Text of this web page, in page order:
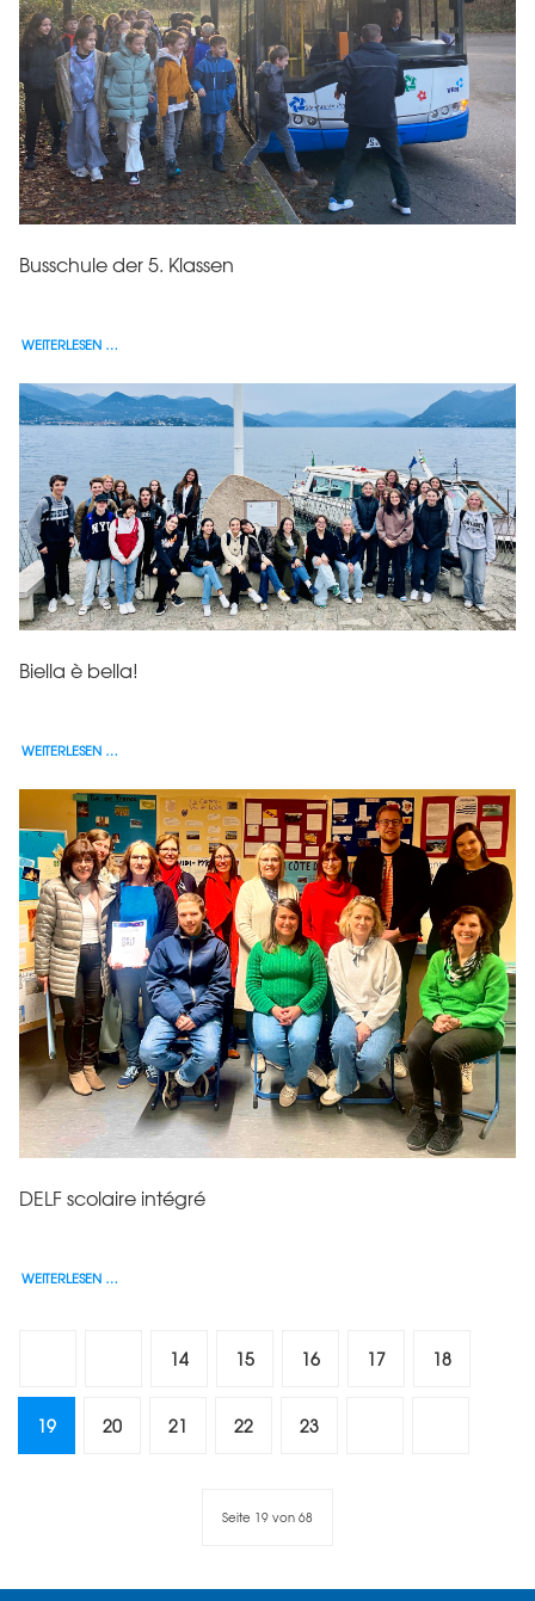
Busschule der 5. Klassen
WEITERLESEN …
Biella è bella!
WEITERLESEN …
DELF scolaire intégré
WEITERLESEN …
14 15 16 17 18
19 20 21 22 23
Seite 19 von 68